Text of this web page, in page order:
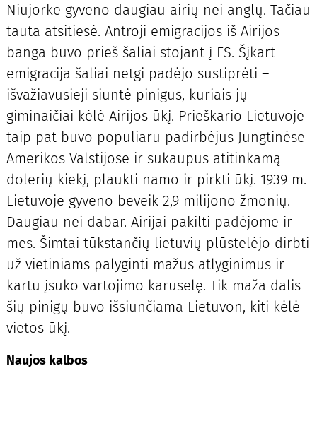
Niujorke gyveno daugiau airių nei anglų. Tačiau
tauta atsitiesė. Antroji emigracijos iš Airijos
banga buvo prieš šaliai stojant į ES. Šįkart
emigracija šaliai netgi padėjo sustiprėti –
išvažiavusieji siuntė pinigus, kuriais jų
giminaičiai kėlė Airijos ūkį. Prieškario Lietuvoje
taip pat buvo populiaru padirbėjus Jungtinėse
Amerikos Valstijose ir sukaupus atitinkamą
dolerių kiekį, plaukti namo ir pirkti ūkį. 1939 m.
Lietuvoje gyveno beveik 2,9 milijono žmonių.
Daugiau nei dabar. Airijai pakilti padėjome ir
mes. Šimtai tūkstančių lietuvių plūstelėjo dirbti
už vietiniams palyginti mažus atlyginimus ir
kartu įsuko vartojimo karuselę. Tik maža dalis
šių pinigų buvo išsiunčiama Lietuvon, kiti kėlė
vietos ūkį.
Naujos kalbos